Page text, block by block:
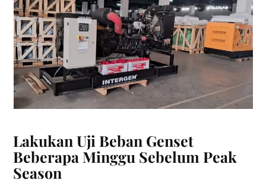
Lakukan Uji Beban Genset
Beberapa Minggu Sebelum Peak
Season